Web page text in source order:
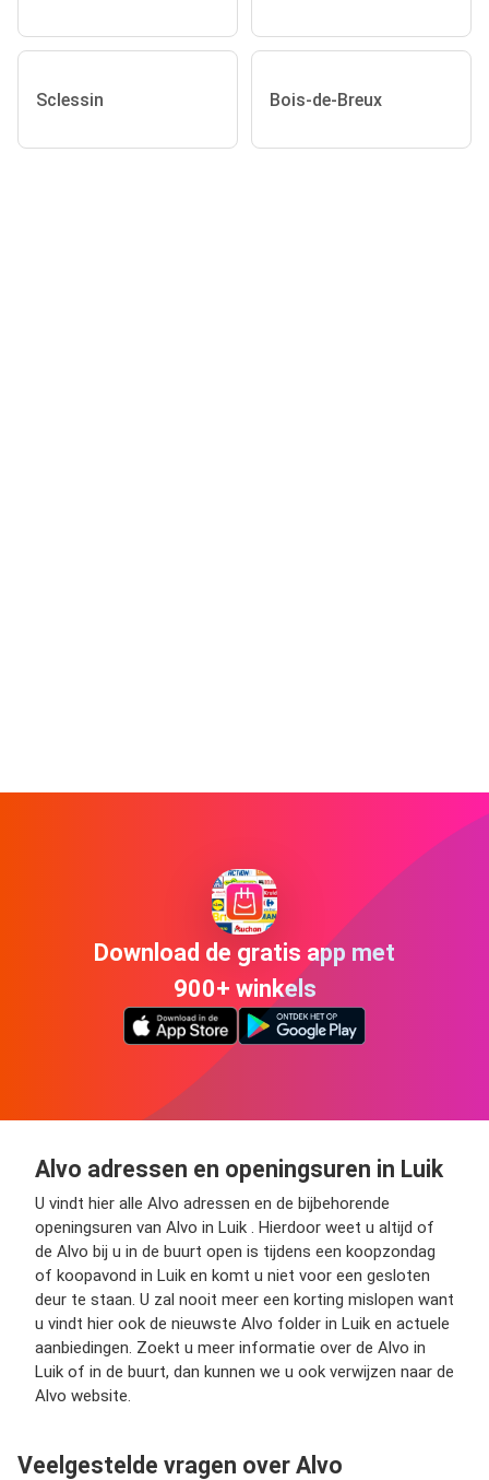
Sclessin Bois-de-Breux
Download de gratis app met
900+ winkels
Alvo adressen en openingsuren in Luik
U vindt hier alle Alvo adressen en de bijbehorende
openingsuren van Alvo in Luik . Hierdoor weet u altijd of
de Alvo bij u in de buurt open is tijdens een koopzondag
of koopavond in Luik en komt u niet voor een gesloten
deur te staan. U zal nooit meer een korting mislopen want
u vindt hier ook de nieuwste Alvo folder in Luik en actuele
aanbiedingen. Zoekt u meer informatie over de Alvo in
Luik of in de buurt, dan kunnen we u ook verwijzen naar de
Alvo website.
Veelgestelde vragen over Alvo